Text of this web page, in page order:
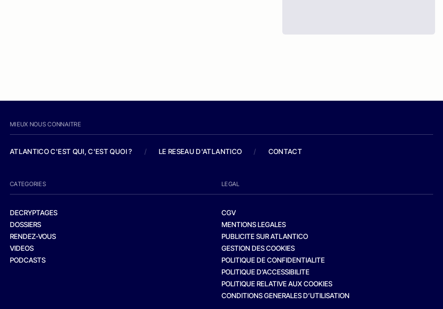
MIEUX NOUS CONNAITRE
ATLANTICO C'EST QUI, C'EST QUOI ? / LE RESEAU D'ATLANTICO / CONTACT
CATEGORIES
DECRYPTAGES
DOSSIERS
RENDEZ-VOUS
VIDEOS
PODCASTS
LEGAL
CGV
MENTIONS LEGALES
PUBLICITE SUR ATLANTICO
GESTION DES COOKIES
POLITIQUE DE CONFIDENTIALITE
POLITIQUE D’ACCESSIBILITE
POLITIQUE RELATIVE AUX COOKIES
CONDITIONS GENERALES D’UTILISATION